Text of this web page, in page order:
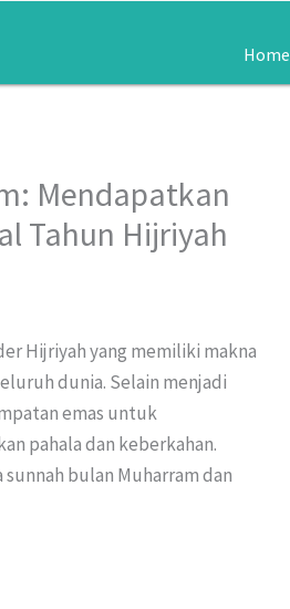
Home
Mendapatkan
Tahun Hijriyah
Hijriyah yang memiliki makna
dunia. Selain menjadi
emas untuk
pahala dan keberkahan.
bulan Muharram dan